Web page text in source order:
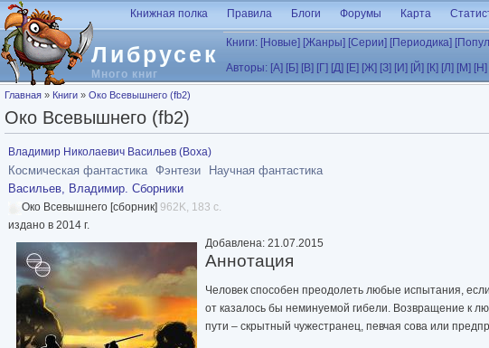
Перейти к основному содержанию
Либрусек
Много книг
Книжная полка Правила Блоги Форумы Карта
Книги: [Новые] [Жанры] [Серии] [Периодика]
Авторы: [А] [Б] [В] [Г] [Д] [Е] [Ж] [З] [И] [Й] [К] [Л] [М] [Н]
Вы здесь
Главная » Книги » Око Всевышнего (fb2)
Око Всевышнего (fb2)
Владимир Николаевич Васильев (Воха)
Космическая фантастика Фэнтези
Научная фантастика
Васильев, Владимир. Сборники
Око Всевышнего [сборник] 962K, 183 с.
издано в 2014 г.
Добавлена: 21.07.2015
Аннотация
Человек способен преодолеть любые испытания,
от казалось бы неминуемой гибели. Возвращение к
пути – скрытный чужестранец, певчая сова или